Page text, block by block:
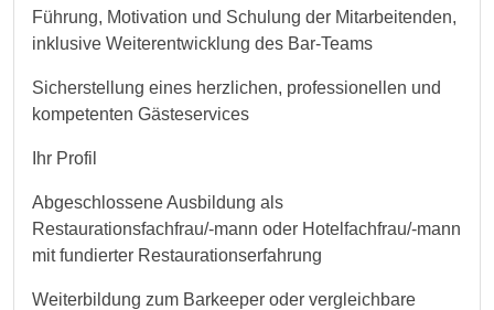
Führung, Motivation und Schulung der Mitarbeitenden,
inklusive Weiterentwicklung des Bar‑Teams
Sicherstellung eines herzlichen, professionellen und
kompetenten Gästeservices
Ihr Profil
Abgeschlossene Ausbildung als
Restaurationsfachfrau/-mann oder Hotelfachfrau/-mann
mit fundierter Restaurationserfahrung
Weiterbildung zum Barkeeper oder vergleichbare